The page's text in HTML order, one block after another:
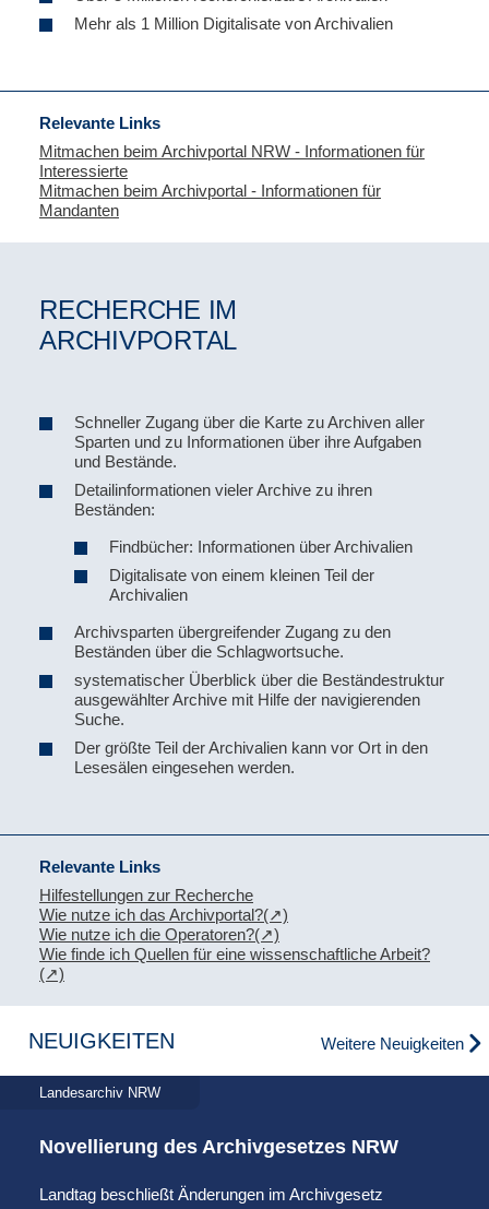
Mehr als 1 Million Digitalisate von Archivalien
Relevante Links
Mitmachen beim Archivportal NRW - Informationen für
Interessierte
Mitmachen beim Archivportal - Informationen für
Mandanten
RECHERCHE IM
ARCHIVPORTAL
Schneller Zugang über die Karte zu Archiven aller
Sparten und zu Informationen über ihre Aufgaben
und Bestände.
Detailinformationen vieler Archive zu ihren
Beständen:
Findbücher: Informationen über Archivalien
Digitalisate von einem kleinen Teil der
Archivalien
Archivsparten übergreifender Zugang zu den
Beständen über die Schlagwortsuche.
systematischer Überblick über die Beständestruktur
ausgewählter Archive mit Hilfe der navigierenden
Suche.
Der größte Teil der Archivalien kann vor Ort in den
Lesesälen eingesehen werden.
Relevante Links
Hilfestellungen zur Recherche
Wie nutze ich das Archivportal?
Wie nutze ich die Operatoren?
Wie finde ich Quellen für eine wissenschaftliche Arbeit?
NEUIGKEITEN Weitere Neuigkeiten
Landesarchiv NRW
Novellierung des Archivgesetzes NRW
Landtag beschließt Änderungen im Archivgesetz